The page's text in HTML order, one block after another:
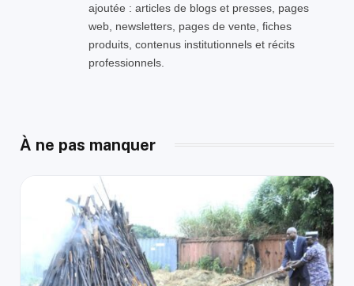
ajoutée : articles de blogs et presses, pages
web, newsletters, pages de vente, fiches
produits, contenus institutionnels et récits
professionnels.
À ne pas manquer